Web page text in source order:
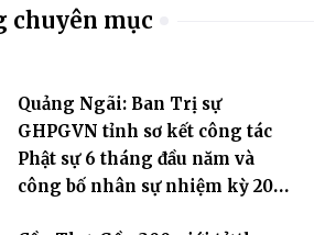
chuyên mục
Quảng Ngãi: Ban Trị sự
GHPGVN tỉnh sơ kết công tác
Phật sự 6 tháng đầu năm và
công bố nhân sự nhiệm kỳ 2026